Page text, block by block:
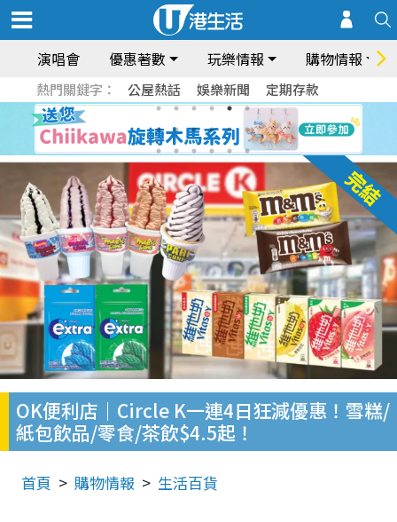
演唱會 優惠著數 玩樂情報 購物情報
熱門關鍵字： 公屋熱話 娛樂新聞 定期存款
OK便利店｜Circle K一連4日狂減優惠！雪糕/
紙包飲品/零食/茶飲$4.5起！
首頁 購物情報 生活百貨